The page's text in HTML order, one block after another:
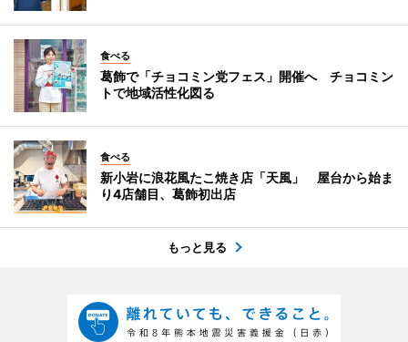
食べる
葛飾で「チョコミン党フェス」開催へ チョコミン
トで地域活性化図る
食べる
新小岩に浪花風たこ焼き店「天風」 屋台から始ま
り4店舗目、葛飾初出店
もっと見る